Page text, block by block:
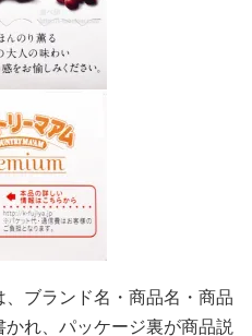
ブランド名・商品名・商品
れ、パッケージ裏が商品説